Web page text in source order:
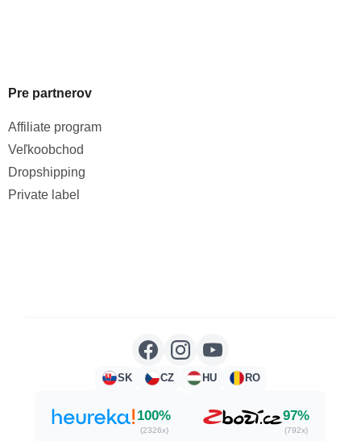
Pre partnerov
Affiliate program
Veľkoobchod
Dropshipping
Private label
SK CZ HU RO
100%
(2326x)
97%
(792x)